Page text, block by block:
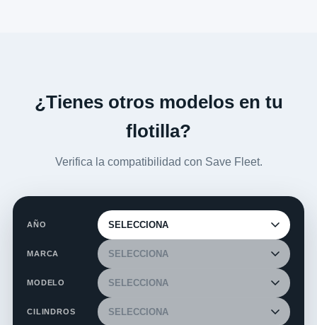
¿Tienes otros modelos en tu
flotilla?
Verifica la compatibilidad con Save Fleet.
AÑO
MARCA
MODELO
CILINDROS